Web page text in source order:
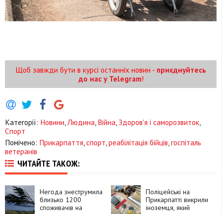
Щоб завжди бути в курсі останніх новин - приєднуйтесь
до нас у Telegram!
Категорії: Новини Людина Війна Здоров'я і саморозвиток
Спорт
Помічено: Прикарпаття спорт реабілітація бійців госпіталь
ветеранів
ЧИТАЙТЕ ТАКОЖ:
Негода знеструмила
близько 1200
споживачів на
Поліцейські на
Прикарпатті викрили
іноземця, який